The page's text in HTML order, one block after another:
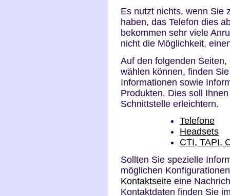
Es nutzt nichts, wenn Sie
haben, das Telefon dies
bekommen sehr viele
nicht die Möglichkeit,
Auf den folgenden
wählen können, finden
Informationen sowie
Produkten. Dies soll
Schnittstelle erleichtern.
Telefone
Headsets
CTI, TAPI,
Sollten Sie spezielle
möglichen
Kontaktseite eine
Kontaktdaten finden Sie